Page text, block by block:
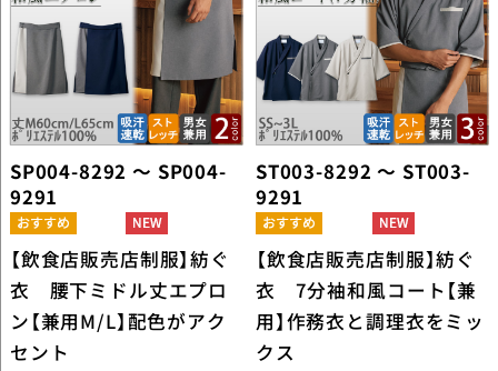
SP004-8292 ～ SP004-
9291
【飲食店販売店制服】紡ぐ
衣 腰下ミドル丈エプロ
ン【兼用M/L】配色がアク
セント
ST003-8292 ～ ST003-
9291
【飲食店販売店制服】紡ぐ
衣 7分袖和風コート【兼
用】作務衣と調理衣をミッ
クス